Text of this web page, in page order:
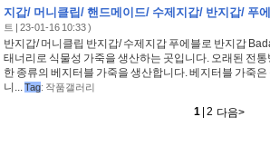
지갑/ 머니클립/ 핸드메이드/ 수제지갑/ 반지갑/ 푸
트 | 23-01-16 10:33 )
반지갑/ 머니클립 반지갑/ 수제지갑 푸에블로 반지갑
태너리로 식물성 가죽을 생산하는 곳입니다. 오래된 전
한 종류의 베지터블 가죽을 생산합니다. 베지터블 가죽
니...Tag: 작품갤러리
1| 2 다음>